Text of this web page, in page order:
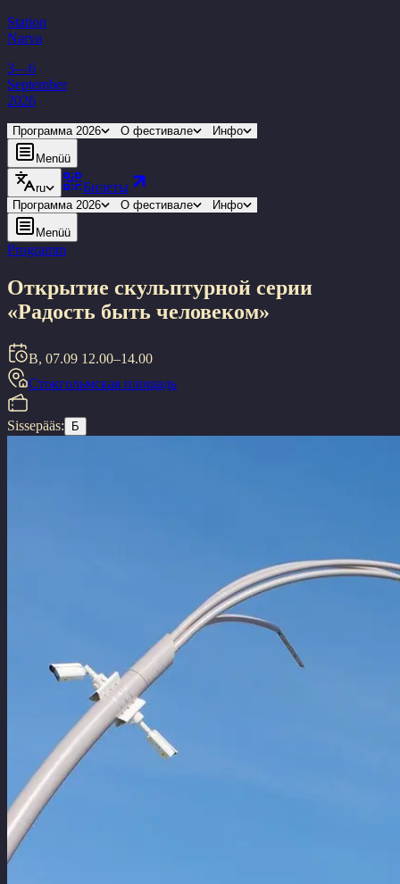
Station
Narva
3—6
September
2026
Программа 2026 О фестивале Инфо
Menüü
ru Билеты
Программа 2026 О фестивале Инфо
Menüü
Programm
Открытие скульптурной серии
«Радость быть человеком»
В, 07.09 12.00–14.00
Стокгольмская площадь
Sissepääs: Б